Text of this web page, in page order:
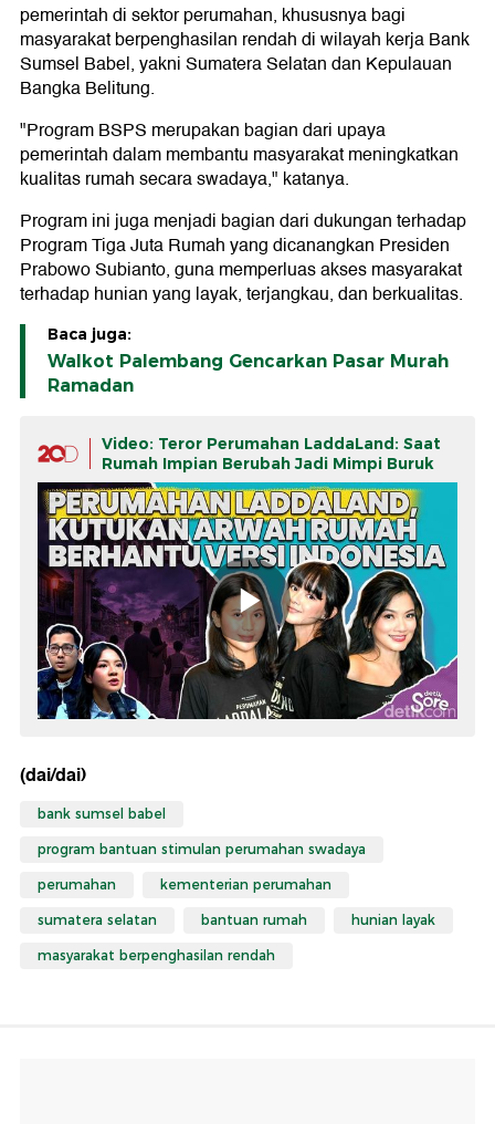
pemerintah di sektor perumahan, khususnya bagi
masyarakat berpenghasilan rendah di wilayah kerja Bank
Sumsel Babel, yakni Sumatera Selatan dan Kepulauan
Bangka Belitung.
"Program BSPS merupakan bagian dari upaya
pemerintah dalam membantu masyarakat meningkatkan
kualitas rumah secara swadaya," katanya.
Program ini juga menjadi bagian dari dukungan terhadap
Program Tiga Juta Rumah yang dicanangkan Presiden
Prabowo Subianto, guna memperluas akses masyarakat
terhadap hunian yang layak, terjangkau, dan berkualitas.
Baca juga:
Walkot Palembang Gencarkan Pasar Murah
Ramadan
Video: Teror Perumahan LaddaLand: Saat
Rumah Impian Berubah Jadi Mimpi Buruk
(dai/dai)
bank sumsel babel
program bantuan stimulan perumahan swadaya
perumahan kementerian perumahan
sumatera selatan bantuan rumah hunian layak
masyarakat berpenghasilan rendah